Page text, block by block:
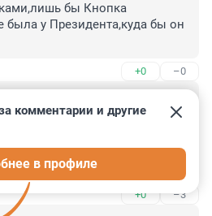
бы Кнопка
была у Президента,куда бы он
+0 –0
за свой комментарий!!!,
праздник нашего города!!!
этого не понять!!!
злопыхатели!!! а пробки
+0 –3
комментарии и другие
в профиле